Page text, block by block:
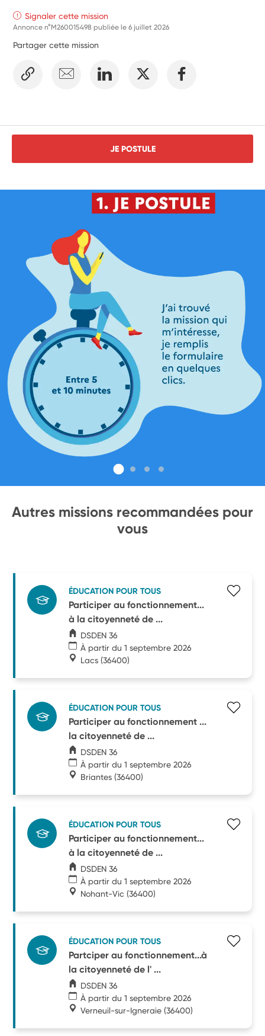
Signaler cette mission
Annonce n°M260015498 publiée le6 juillet 2026
Partager cette mission
JE POSTULE
Autres missions recommandées pour
vous
ÉDUCATION POUR TOUS
Participer au fonctionnement...
à la citoyenneté de ...
DSDEN 36
À partir du 1 septembre 2026
Lacs (36400)
ÉDUCATION POUR TOUS
Participer au fonctionnement ...
la citoyenneté de ...
DSDEN 36
À partir du 1 septembre 2026
Briantes (36400)
ÉDUCATION POUR TOUS
Participer au fonctionnement...
à la citoyenneté de ...
DSDEN 36
À partir du 1 septembre 2026
Nohant-Vic (36400)
ÉDUCATION POUR TOUS
Partciper au fonctionnement...à
la citoyenneté de l' ...
DSDEN 36
À partir du 1 septembre 2026
Verneuil-sur-Igneraie (36400)